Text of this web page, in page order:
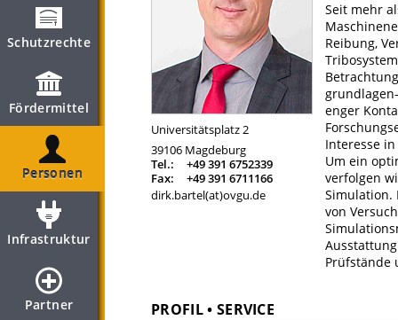
Schutzrechte
Fördermittel
Personen
Infrastruktur
Partner
Universitätsplatz 2
39106 Magdeburg
Tel.:
+49 391 6752339
Fax:
+49 391 6711166
dirk.bartel(at)ovgu.de
Seit mehr
Reibung,
enger
Interesse
Um ein
verfolgen
Simulation.
von
Prüfstände
PROFIL • SERVICE